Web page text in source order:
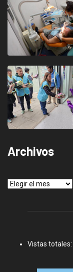
Archivos
Archivos
Vistas totales: